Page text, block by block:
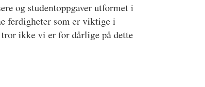
og studentoppgaver utformet i
ferdigheter som er viktige i
ikke vi er for dårlige på dette